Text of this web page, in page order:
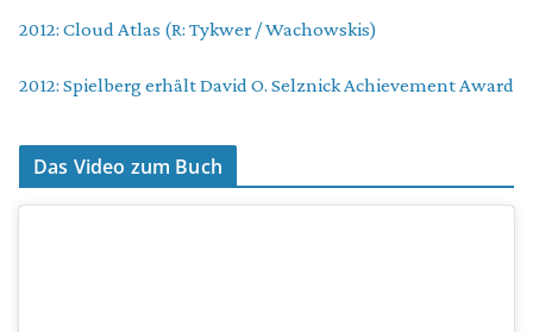
2012: Cloud Atlas (R: Tykwer / Wachowskis)
2012: Spielberg erhält David O. Selznick Achievement Award
Das Video zum Buch